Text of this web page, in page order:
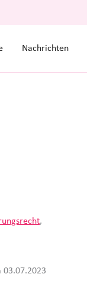
Nachrichten
,
03.07.2023